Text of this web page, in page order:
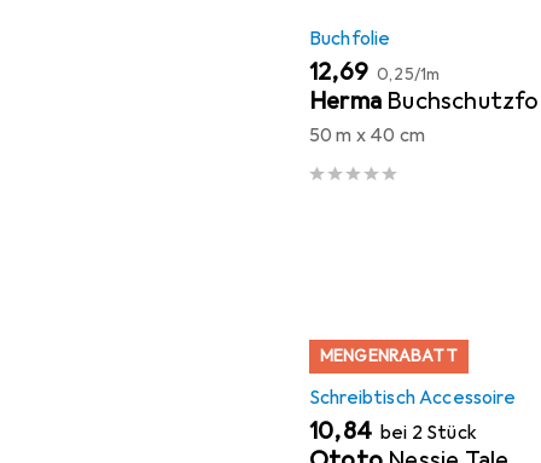
Buchfolie
EUR
12,69 EUR
0,25/1m
Herma
50 m x 40 cm
MENGENRABATT
Schreibtisch Accessoire
EUR
10,84 bei 2 Stück